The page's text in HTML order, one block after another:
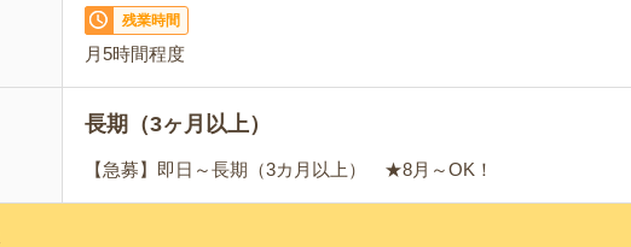
残業時間
月5時間程度
長期（3ヶ月以上）
【急募】即日～長期（3カ月以上） ★8月～OK！